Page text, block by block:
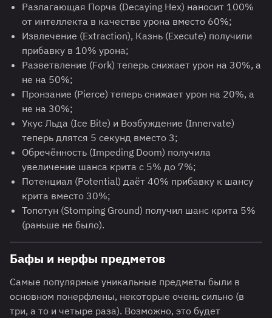
Разлагающая Порча (Decaying Hex) наносит 100%
от интеллекта в качестве урона вместо 60%;
Извлечение (Extraction), Казнь (Execute) получили
прибавку в 10% урона;
Разветвление (Fork) теперь снижает урон на 30%, а
не на 50%;
Пронзание (Pierce) теперь снижает урон на 20%, а
не на 30%;
Укус Льда (Ice Bite) и Возбуждение (Innervate)
теперь длятся 5 секунд вместо 3;
Обречённость (Impeding Doom) получила
увеличение шанса крита с 5% до 7%;
Потенциал (Potential) даёт 40% прибавку к шансу
крита вместо 30%;
Топотун (Stomping Ground) получил шанс крита 5%
(раньше не было).
Бафы и нерфы предметов
Самые популярные уникальные предметы были в
основном понерфлены, некоторые очень сильно (в
три, а то и четыре раза). Возможно, это будет